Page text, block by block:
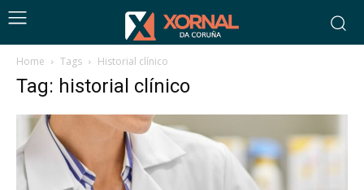
Home Tags Historial clínico
Tag: historial clínico